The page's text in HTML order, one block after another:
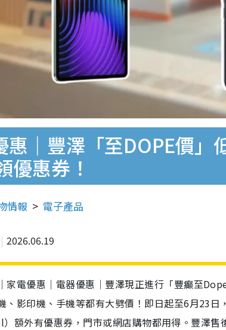
惠｜豐澤「至DOPE價
優惠券！
情報 電子產品
2026.06.19
家電優惠｜電器優惠｜豐澤現正進行「豐癲至
、影印機、手機等都有大劈價！即日起至6月23日
額外有優惠券，門市或網店購物都用得。豐澤售